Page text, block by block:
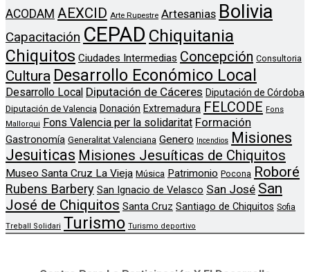
ACODAM AEXCID Arte Rupestre Artesanias Bolivia
Capacitación CEPAD Chiquitania
Chiquitos Ciudades Intermedias Concepción Consultoria
Cultura Desarrollo Económico Local
Desarrollo Local Diputación de Cáceres Diputación de Córdoba
Diputación de Valencia Donación Extremadura FELCODE Fons
Mallorqui
Fons Valencia per la solidaritat Formación
Gastronomía Generalitat Valenciana Genero Incendios
Misiones
Jesuiticas Misiones Jesuíticas de Chiquitos
Museo Santa Cruz La Vieja Música Patrimonio Pocona Roboré
Rubens Barbery San Ignacio de Velasco San José San
José de Chiquitos Santa Cruz Santiago de Chiquitos Sofia
Treball Solidari Turismo Turismo deportivo